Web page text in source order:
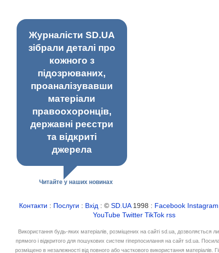
Журналісти SD.UA
зібрали деталі про
кожного з
підозрюваних,
проаналізувавши
матеріали
правоохоронців,
державні реєстри
та відкриті
джерела
Читайте у наших новинах
Контакти : Послуги : Вхід : ©SD.UA1998 : Facebook Instagram
YouTube Twitter TikTok rss
Використання будь-яких матеріалів, розміщених на сайті sd.ua, дозволяється
прямого і відкритого для пошукових систем гіперпосилання на сайт sd.ua.
розміщено в незалежності від повного або часткового використання матеріалів.